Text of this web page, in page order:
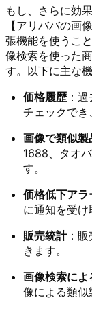
もし、さらに効
【アリババの画
張機能を使うこ
像検索を使った
す。以下に主な
価格履歴：過
チェックでき
画像で類似製
1688、タオ
す。
価格低下アラ
に通知を受け
販売統計：販
きます。
画像検索に
像による類似